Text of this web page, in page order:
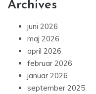
Archives
juni 2026
maj 2026
april 2026
februar 2026
januar 2026
september 2025